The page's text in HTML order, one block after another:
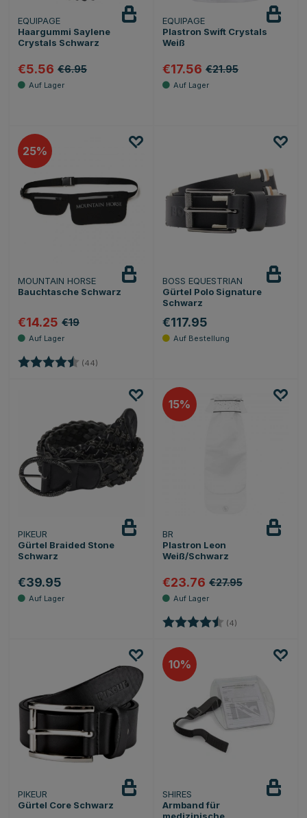
EQUIPAGE
Haargummi Saylene
Crystals Schwarz
€5.56 €6.95
EQUIPAGE
Plastron Swift Crystals
Weiß
€17.56 €21.95
25
MOUNTAIN HORSE
Bauchtasche Schwarz
€14.25 €19
Bewertung: (44)
BOSS EQUESTRIAN
Gürtel Polo Signature
Schwarz
€117.95
PIKEUR
Gürtel Braided Stone
Schwarz
€39.95
15
BR
Plastron Leon
Weiß/Schwarz
€23.76 €27.95
Bewertung: (4)
PIKEUR
Gürtel Core Schwarz
10
SHIRES
Armband für
medizinische